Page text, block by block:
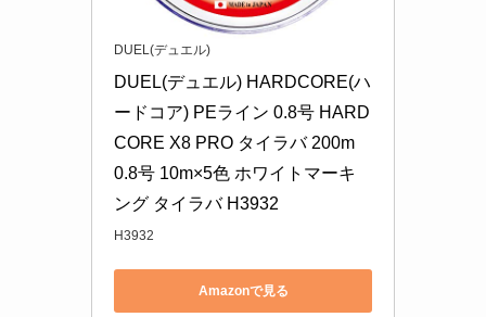
DUEL(デュエル)
DUEL(デュエル) HARDCORE(ハ
ードコア) PEライン 0.8号 HARD
CORE X8 PRO タイラバ 200m
0.8号 10m×5色 ホワイトマーキ
ング タイラバ H3932
H3932
Amazonで見る